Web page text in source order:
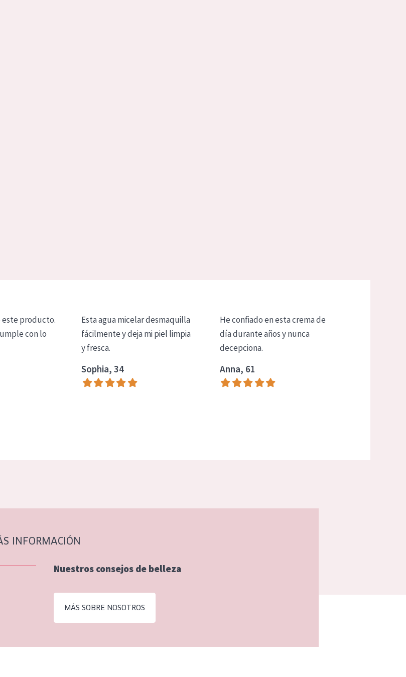
este producto.
con lo
Esta agua micelar desmaquilla
fácilmente y deja mi piel limpia
y fresca.
Sophia, 34
He confiado en esta crema de
día durante años y nunca
decepciona.
Anna, 61
INFORMACIÓN
Nuestros consejos de belleza
MÁS SOBRE NOSOTROS